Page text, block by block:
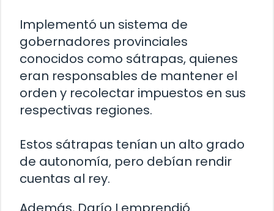
Implementó un sistema de
gobernadores provinciales
conocidos como sátrapas, quienes
eran responsables de mantener el
orden y recolectar impuestos en sus
respectivas regiones.
Estos sátrapas tenían un alto grado
de autonomía, pero debían rendir
cuentas al rey.